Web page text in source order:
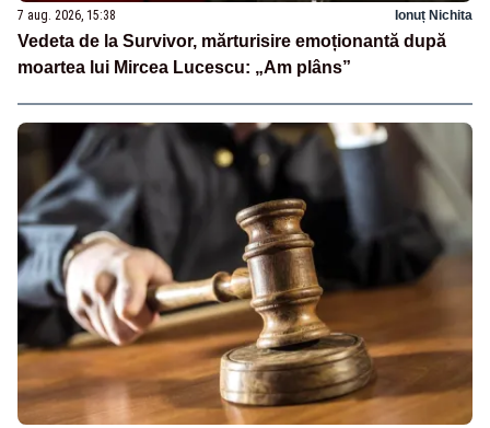
7 aug. 2026, 15:38 Ionuț Nichita
Vedeta de la Survivor, mărturisire emoționantă după
moartea lui Mircea Lucescu: „Am plâns”